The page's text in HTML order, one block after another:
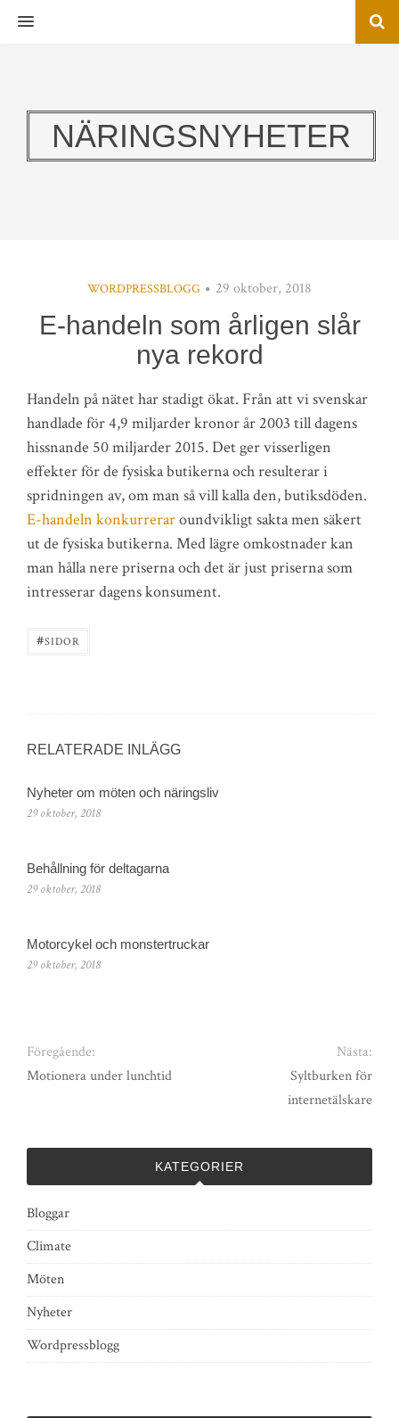
MENU
NÄRINGSNYHETER
WORDPRESSBLOGG 29 oktober, 2018
E-handeln som årligen slår
nya rekord
Handeln på nätet har stadigt ökat. Från att vi svenskar
handlade för 4,9 miljarder kronor år 2003 till dagens
hissnande 50 miljarder 2015. Det ger visserligen
effekter för de fysiska butikerna och resulterar i
spridningen av, om man så vill kalla den, butiksdöden.
E-handeln konkurreraroundvikligt sakta men säkert
ut de fysiska butikerna. Med lägre omkostnader kan
man hålla nere priserna och det är just priserna som
intresserar dagens konsument.
#SIDOR
RELATERADE INLÄGG
Nyheter om möten och näringsliv
29 oktober, 2018
Behållning för deltagarna
29 oktober, 2018
Motorcykel och monstertruckar
29 oktober, 2018
Föregående:
Motionera under lunchtid
Nästa:
Syltburken för
internetälskare
KATEGORIER
Bloggar
Climate
Möten
Nyheter
Wordpressblogg